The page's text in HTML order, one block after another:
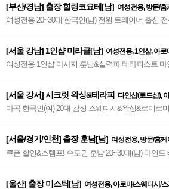
[부산/경남] 출장 힐링코요테[남] 여성전용, 방문/홈
여성전용 20~30대 한국인(남) 전원 트레이너 출신
[서울 강남] 1인샵 미라클[남] 여성전용, 1인샵, 아
츠
여성전용 1인샵 마사지 훈남&실력파 테라피스트
[서울 강서] 시크릿 왁싱&테라피 다인샵(로드샵),
전용
마곡 한국인(여) 20대 감성 스웨디시&왁싱&로미로
[서울/경기/인천] 출장 훈남[남] 여성전용, 방문/홈
쿠폰 할인&스템프! 수도권 훈남 20~30대(남) 마인드
[울산] 출장 미스틱[남] 여성전용, 아로마/스웨디시/